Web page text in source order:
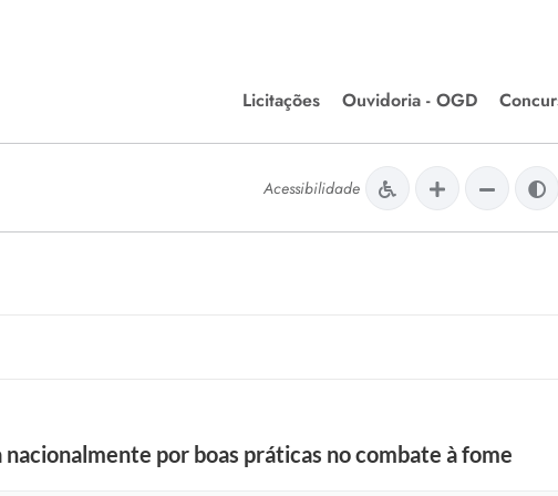
Licitações
Editais de Licitações
Chamamentos Públicos
Ouvidoria - OGD
Esporte
Meio Ambiente
Acessibilidade
por boas práticas no combate à fome